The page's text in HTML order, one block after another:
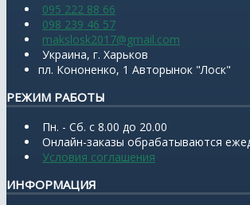
095 222 88 66
098 239 46 57
makslosk2017@gmail.com
Украина, г. Харьков
пл. Кононенко, 1 Авторынок "Лоск"
РЕЖИМ РАБОТЫ
Пн. - Сб. с 8.00 до 20.00
Онлайн-заказы обрабатываются
Условия соглашения
ИНФОРМАЦИЯ